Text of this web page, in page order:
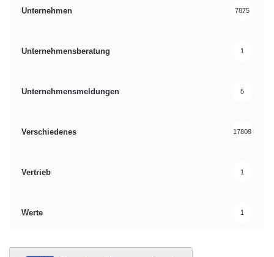
Unternehmen 7875
Unternehmensberatung 1
Unternehmensmeldungen 5
Verschiedenes 17808
Vertrieb 1
Werte 1